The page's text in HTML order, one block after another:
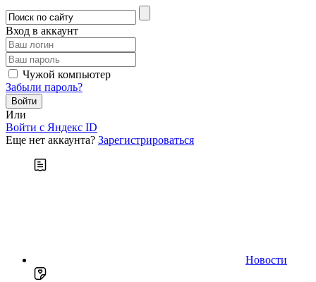
Вход в аккаунт
Чужой компьютер
Забыли пароль?
Или
Войти c Яндекс ID
Еще нет аккаунта? Зарегистрироваться
Новости